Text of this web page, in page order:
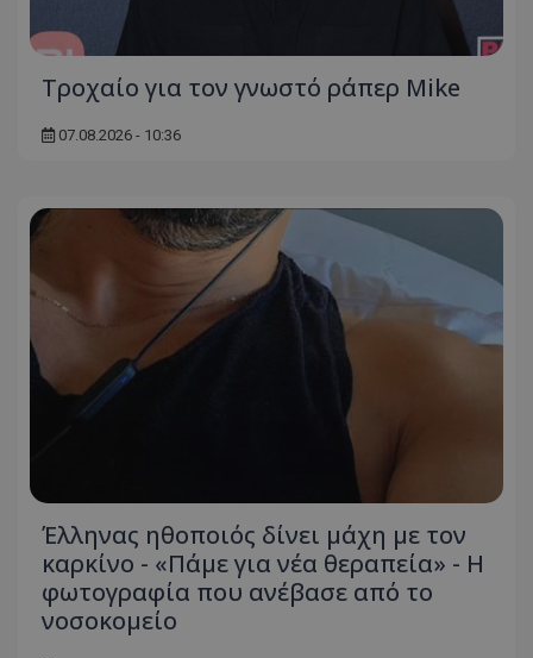
Τροχαίο για τον γνωστό ράπερ Mike
07.08.2026 - 10:36
Έλληνας ηθοποιός δίνει μάχη με τον
καρκίνο - «Πάμε για νέα θεραπεία» - Η
φωτογραφία που ανέβασε από το
νοσοκομείο